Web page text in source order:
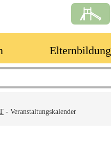
Elternbildung
- Veranstaltungskalender